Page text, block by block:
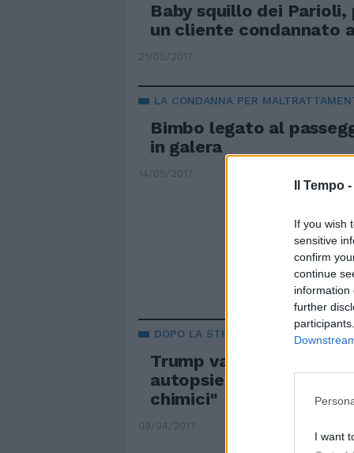
Il Tempo -
If you wish
sensitive
confirm
continue
information
further
I want
Baby squillo dei Parioli,
un cliente condannato
21/05/2017
LA CONDANNA PER
Bimbo legato al
in galera
14/05/2017
DOPO LA STRAGE A IDLIB
Trump valuta raid
autopsie confermano:
chimici"
09/04/2017